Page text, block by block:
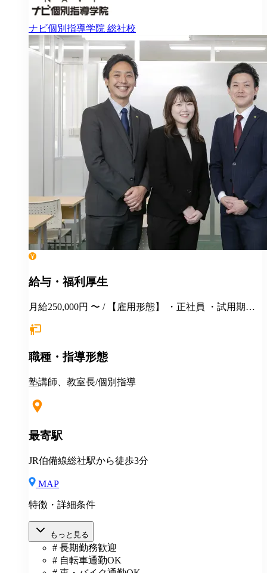
ナビ個別指導学院 総社校
給与・福利厚生
月給250,000円 〜 / 【雇用形態】 ・正社員 ・試用期間6
経験・年齢等を考慮し、決定いたします。面接時にぜ
400万円（賞与、各種手当込み） ※上記は固定残業代
は、給与規定に基づき計算。 ※固定残業代は残業がな
室長の給与平均：月給33.1万円（2025年実績） ◆賞与
災・健康・厚生年金） ◆社宅制度 （規定あり） ◆交
通費全額支給（規定あり） ◆社内表彰制度 ◆退職金制
度 ◆再雇用制度 ◆産前産後休暇 ◆育児・介護休業制
◆保養施設利用可 など
職種・指導形態
塾講師、教室長/個別指導
最寄駅
JR伯備線総社駅から徒歩3分
MAP
特徴・詳細条件
もっと見る
# 長期勤務歓迎
# 自転車通勤OK